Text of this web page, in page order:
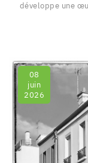
développe une
attention
08
juin
2026